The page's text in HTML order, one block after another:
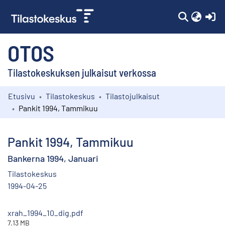
OTOS
Tilastokeskuksen julkaisut verkossa
Kokoelmat
Etusivu Tilastokeskus
Tilastojulkaisut
Pankit 1994, Tammikuu
Pankit 1994, Tammikuu
Bankerna 1994, Januari
Tilastokeskus
1994-04-25
xrah_1994_10_dig.pdf
7.13 MB